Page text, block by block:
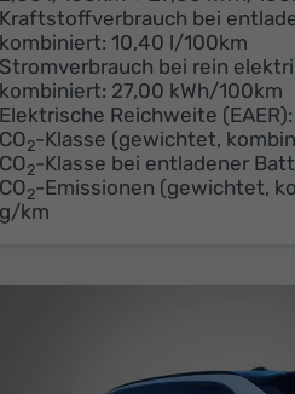
Kraftstoffverbrauch bei
kombiniert: 10,40 l/100km
Stromverbrauch bei rein
kombiniert: 27,00 kWh/100km
Elektrische Reichweite (EAER):
CO2-Klasse (gewichtet,
CO2-Klasse bei entladener
CO2-Emissionen (gewichtet,
g/km